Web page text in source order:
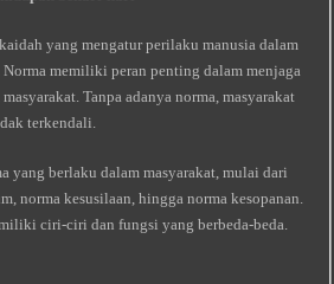
yang mengatur perilaku manusia dalam
memiliki peran penting dalam menjaga
Tanpa adanya norma, masyarakat
terkendali.
yang berlaku dalam masyarakat, mulai dari
norma kesusilaan, hingga norma kesopanan.
ciri-ciri dan fungsi yang berbeda-beda.